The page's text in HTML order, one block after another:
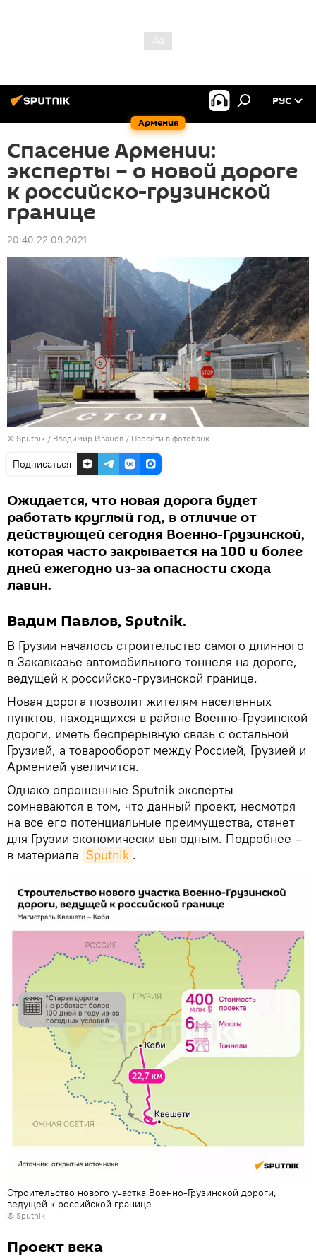
Армения
РУС
Спасение Армении:
эксперты – о новой дороге
к российско-грузинской
границе
20:40 22.09.2021
© Sputnik / Владимир Иванов / Перейти в фотобанк
Подписаться
Ожидается, что новая дорога будет
работать круглый год, в отличие от
действующей сегодня Военно-Грузинской,
которая часто закрывается на 100 и более
дней ежегодно из-за опасности схода
лавин.
Вадим Павлов, Sputnik.
В Грузии началось строительство самого длинного
в Закавказье автомобильного тоннеля на дороге,
ведущей к российско-грузинской границе.
Новая дорога позволит жителям населенных
пунктов, находящихся в районе Военно-Грузинской
дороги, иметь беспрерывную связь с остальной
Грузией, а товарооборот между Россией, Грузией и
Арменией увеличится.
Однако опрошенные Sputnik эксперты
сомневаются в том, что данный проект, несмотря
на все его потенциальные преимущества, станет
для Грузии экономически выгодным. Подробнее –
в материале Sputnik .
Строительство нового участка Военно-Грузинской дороги,
ведущей к российской границе
© Sputnik
Проект века